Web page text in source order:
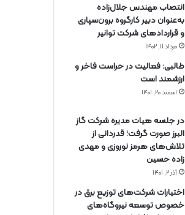
انتصاب مهندس جلال‌زاده
به‌عنوان دبیر كارگروه برون‌سپاری
و قراردادهای شركت توانیر
مرداد ۱۱, ۱۴۰۲
طالبی: فعالیت در حراست فاخر و
ارزشمند است
اسفند ۲۰, ۱۴۰۱
در جلسه هیات مدیره شرکت گاز
البرز صورت گرفت؛ قدردانی از
تلاش‌های هرمز نوروزی و مهدی
زاده حسین
آذر ۲, ۱۴۰۱
اختیارات شرکت‌های توزیع برق در
خصوص توسعه نیروگاه‌های